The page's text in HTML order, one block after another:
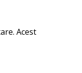
Acest